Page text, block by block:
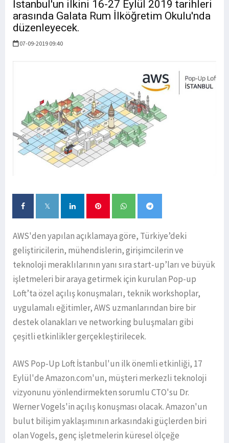
İstanbul'un ilkini 16-27 Eylül 2019 tarihleri
arasında Galata Rum İlköğretim Okulu'nda
düzenleyecek.
07-09-2019 09:40
AWS'den yapılan açıklamaya göre, Türkiye’deki
geliştiricilerin, mühendislerin, girişimcilerin ve
teknoloji meraklılarının yanı sıra start-up’ları ve büyük
işletmeleri bir araya getirmek için kurulan Pop-up
Loft’ta özel açılış konuşmaları, teknik workshoplar,
uygulamalı eğitimler, AWS uzmanlarından bire bir
destek olanakları ve networking buluşmaları gibi
çeşitli etkinlikler gerçekleştirilecek.
AWS Pop-Up Loft İstanbul'un ilk önemli etkinliği, 17
Eylül'de Amazon.com'un, müşteri merkezli teknoloji
vizyonunu yönlendirmekten sorumlu CTO'su Dr.
Werner Vogels'in açılış konuşması olacak. Amazon'un
bulut bilişim yaklaşımının arkasındaki güçlerden biri
olan Vogels, genç işletmelerin küresel ölçeğe